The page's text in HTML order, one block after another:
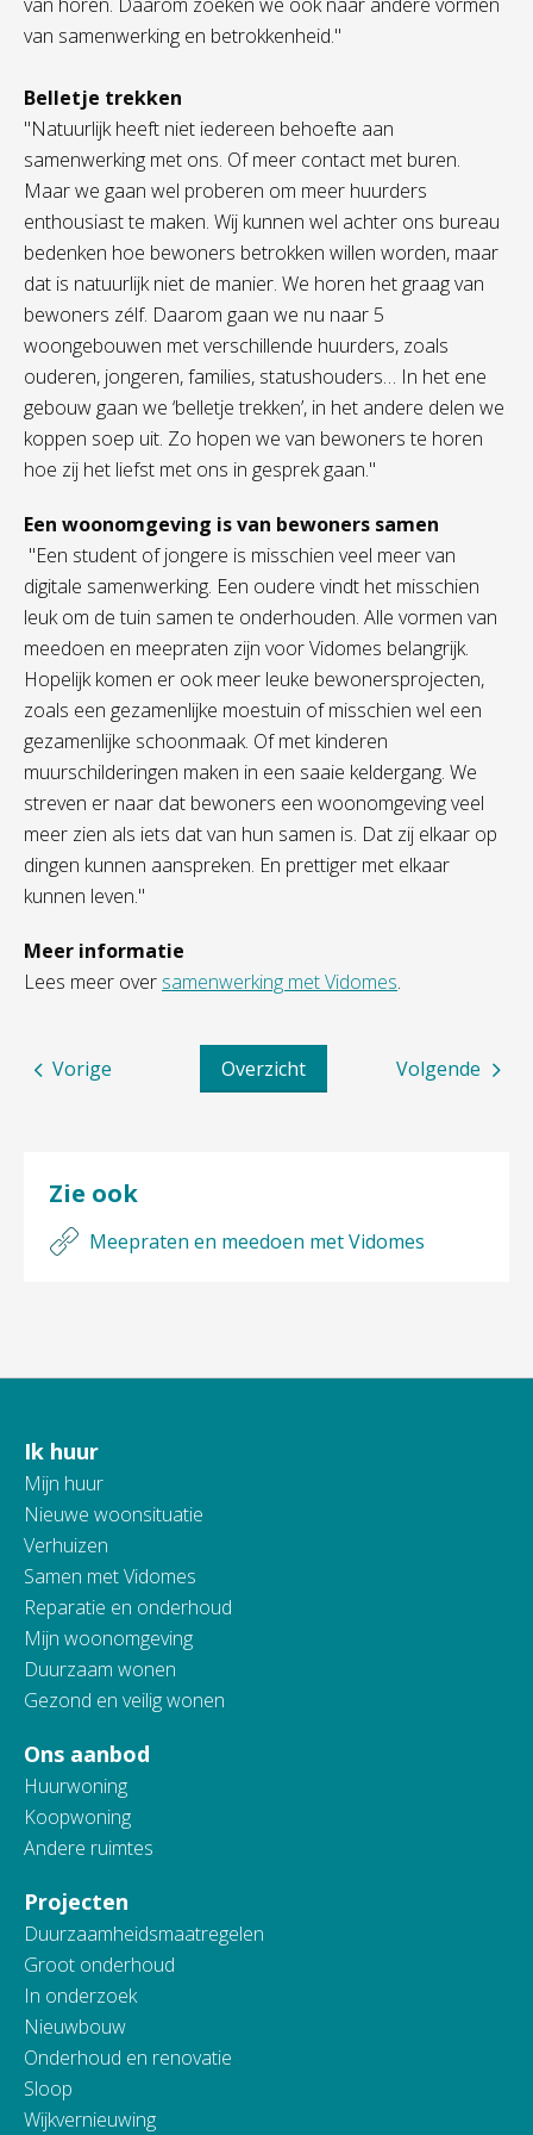
van samenwerking en betrokkenheid."
Belletje trekken
"Natuurlijk heeft niet iedereen behoefte aan
samenwerking met ons. Of meer contact met buren.
Maar we gaan wel proberen om meer huurders
enthousiast te maken. Wij kunnen wel achter ons bureau
bedenken hoe bewoners betrokken willen worden, maar
dat is natuurlijk niet de manier. We horen het graag van
bewoners zélf. Daarom gaan we nu naar 5
woongebouwen met verschillende huurders, zoals
ouderen, jongeren, families, statushouders… In het ene
gebouw gaan we ‘belletje trekken’, in het andere delen we
koppen soep uit. Zo hopen we van bewoners te horen
hoe zij het liefst met ons in gesprek gaan."
Een woonomgeving is van bewoners samen
"Een student of jongere is misschien veel meer van
digitale samenwerking. Een oudere vindt het misschien
leuk om de tuin samen te onderhouden. Alle vormen van
meedoen en meepraten zijn voor Vidomes belangrijk.
Hopelijk komen er ook meer leuke bewonersprojecten,
zoals een gezamenlijke moestuin of misschien wel een
gezamenlijke schoonmaak. Of met kinderen
muurschilderingen maken in een saaie keldergang. We
streven er naar dat bewoners een woonomgeving veel
meer zien als iets dat van hun samen is. Dat zij elkaar op
dingen kunnen aanspreken. En prettiger met elkaar
kunnen leven."
Meer informatie
Lees meer over samenwerking met Vidomes.
Volgende
Overzicht
Vorige
Zie ook
Meepraten en meedoen met Vidomes
Contactinformatie
Ik huur
Mijn huur
Nieuwe woonsituatie
Verhuizen
Samen met Vidomes
Reparatie en onderhoud
Mijn woonomgeving
Duurzaam wonen
Gezond en veilig wonen
Ons aanbod
Huurwoning
Koopwoning
Andere ruimtes
Projecten
Duurzaamheidsmaatregelen
Groot onderhoud
In onderzoek
Nieuwbouw
Onderhoud en renovatie
Sloop
Wijkvernieuwing